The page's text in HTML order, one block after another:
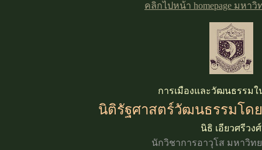
คลิกไปหน้า homepage มหา
การเมืองและวัฒนธรรม
นิติรัฐศาสตร์วัฒนธรรมโด
นิธิ เอียวศรีวงศ์
นักวิชาการอาวุโส มหาวิท